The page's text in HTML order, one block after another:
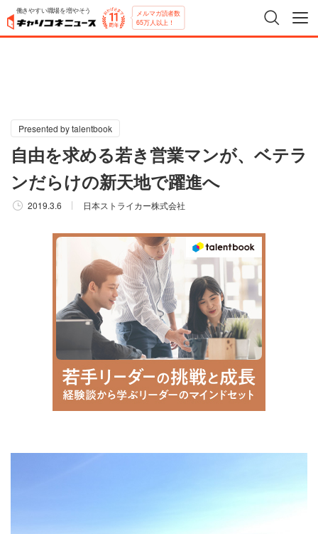
働きやすい職場を増やそう メルマガ読者数
65万人以上！
Presented by talentbook
自由を求める若き営業マンが、ベテラ
ンだらけの新天地で躍進へ
2019.3.6 日本ストライカー株式会社